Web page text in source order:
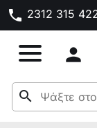
phone 2312 315

search